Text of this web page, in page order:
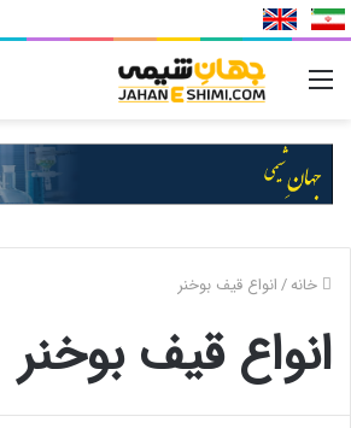
خانه/انواع قیف بوخنر
انواع قیف بوخنر